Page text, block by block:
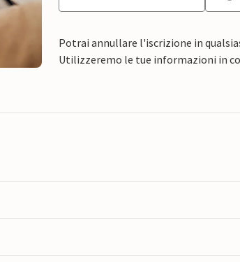
Potrai annullare l'iscrizione in
Utilizzeremo le tue informazioni in